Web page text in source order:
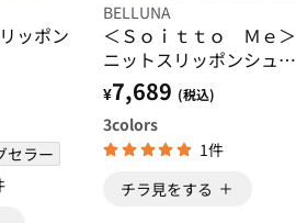
ッポン
セラー
BELLUNA
＜Ｓｏｉｔｔｏ Ｍｅ＞
ニットスリッポンシュー
ズ
¥7,689 (税込)
3colors
1件
チラ見をする